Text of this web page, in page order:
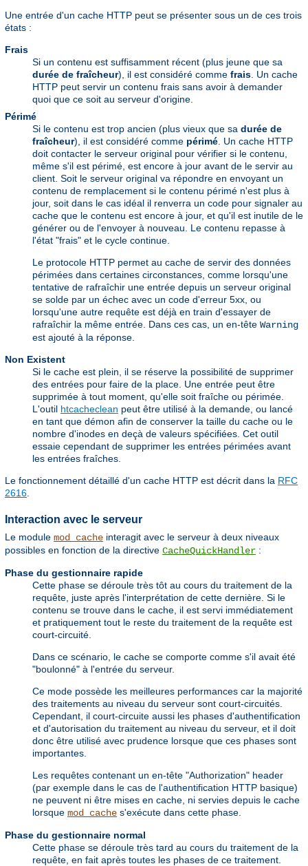
Une entrée d'un cache HTTP peut se présenter sous un de ces trois
états :
Frais
Si un contenu est suffisamment récent (plus jeune que sa
durée de fraîcheur), il est considéré comme frais. Un cache
HTTP peut servir un contenu frais sans avoir à demander
quoi que ce soit au serveur d'origine.
Périmé
Si le contenu est trop ancien (plus vieux que sa durée de
fraîcheur), il est considéré comme périmé. Un cache HTTP
doit contacter le serveur original pour vérifier si le contenu,
même s'il est périmé, est encore à jour avant de le servir au
client. Soit le serveur original va répondre en envoyant un
contenu de remplacement si le contenu périmé n'est plus à
jour, soit dans le cas idéal il renverra un code pour signaler au
cache que le contenu est encore à jour, et qu'il est inutile de le
générer ou de l'envoyer à nouveau. Le contenu repasse à
l'état "frais" et le cycle continue.
Le protocole HTTP permet au cache de servir des données
périmées dans certaines circonstances, comme lorsqu'une
tentative de rafraîchir une entrée depuis un serveur original
se solde par un échec avec un code d'erreur 5xx, ou
lorsqu'une autre requête est déjà en train d'essayer de
rafraîchir la même entrée. Dans ces cas, un en-tête Warning
est ajouté à la réponse.
Non Existent
Si le cache est plein, il se réserve la possibilité de supprimer
des entrées pour faire de la place. Une entrée peut être
supprimée à tout moment, qu'elle soit fraîche ou périmée.
L'outil htcacheclean peut être utilisé à la demande, ou lancé
en tant que démon afin de conserver la taille du cache ou le
nombre d'inodes en deçà de valeurs spécifiées. Cet outil
essaie cependant de supprimer les entrées périmées avant
les entrées fraîches.
Le fonctionnement détaillé d'un cache HTTP est décrit dans la RFC
2616.
Interaction avec le serveur
Le module mod_cache interagit avec le serveur à deux niveaux
possibles en fonction de la directive CacheQuickHandler :
Phase du gestionnaire rapide
Cette phase se déroule très tôt au cours du traitement de la
requête, juste après l'interprétation de cette dernière. Si le
contenu se trouve dans le cache, il est servi immédiatement
et pratiquement tout le reste du traitement de la requête est
court-circuité.
Dans ce scénario, le cache se comporte comme s'il avait été
"boulonné" à l'entrée du serveur.
Ce mode possède les meilleures performances car la majorité
des traitements au niveau du serveur sont court-circuités.
Cependant, il court-circuite aussi les phases d'authentification
et d'autorisation du traitement au niveau du serveur, et il doit
donc être utilisé avec prudence lorsque que ces phases sont
importantes.
Les requêtes contenant un en-tête "Authorization" header
(par exemple dans le cas de l'authentification HTTP basique)
ne peuvent ni être mises en cache, ni servies depuis le cache
lorsque mod_cache s'exécute dans cette phase.
Phase du gestionnaire normal
Cette phase se déroule très tard au cours du traitement de la
requête, en fait après toutes les phases de ce traitement.